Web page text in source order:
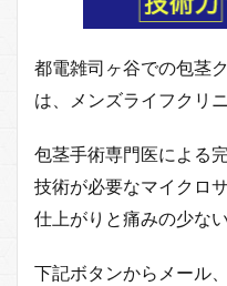
都電雑司ヶ谷での包茎
は、メンズライフクリ
包茎手術専門医による
技術が必要なマイクロ
仕上がりと痛みの少な
下記ボタンからメール